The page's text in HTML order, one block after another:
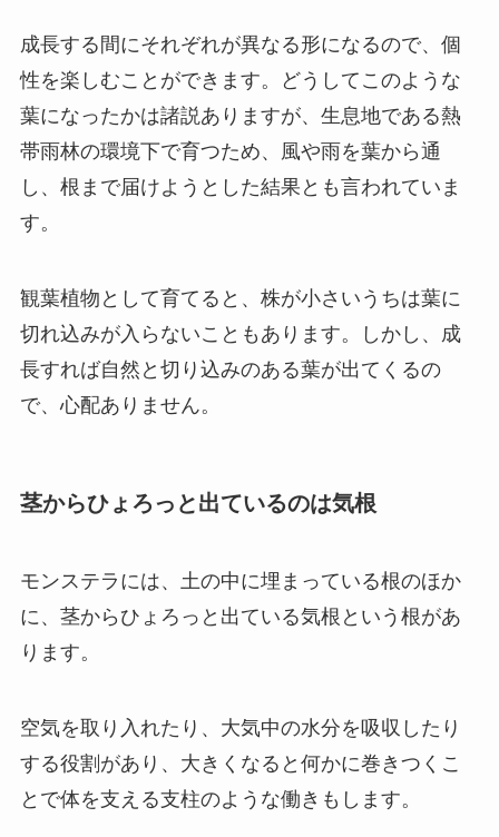
成長する間にそれぞれが異なる形になるので、個
性を楽しむことができます。どうしてこのような
葉になったかは諸説ありますが、 生息地である熱
帯雨林の環境下で育つため、風や雨を葉から通
し、根まで届けようとした結果とも言われていま
す。
観葉植物として育てると、株が小さいうちは葉に
切れ込みが入らないこともあります。しかし、成
長すれば自然と切り込みのある葉が出てくるの
で、心配ありません。
茎からひょろっと出ているのは気根
モンステラには、土の中に埋まっている根のほか
に、茎からひょろっと出ている気根という根があ
ります。
空気を取り入れたり、大気中の水分を吸収したり
する役割 があり、大きくなると 何かに巻きつくこ
とで体を支える支柱のような働き もします。